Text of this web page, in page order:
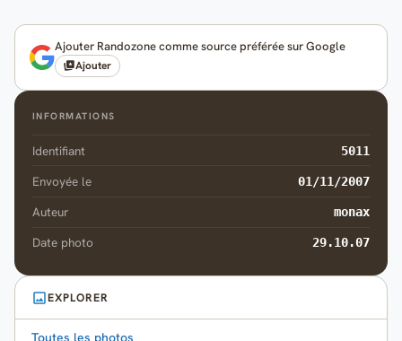
Ajouter Randozone comme source préférée sur Google
Ajouter
INFORMATIONS
Identifiant 5011
Envoyée le 01/11/2007
Auteur monax
Date photo 29.10.07
EXPLORER
Toutes les photos